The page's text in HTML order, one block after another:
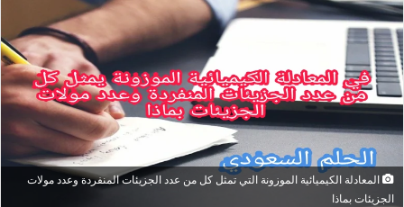
المعادلة الكيميائية الموزونة التي تمثل كل من عدد الجزيئات المنفردة وعدد مولات
الجزيئات بماذا